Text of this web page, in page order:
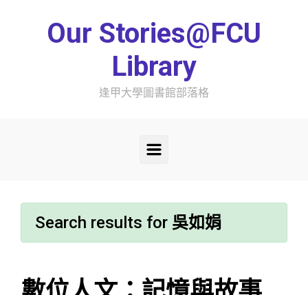
Our Stories@FCU
Library
逢甲大學圖書館部落格
Search results for 吳如娟